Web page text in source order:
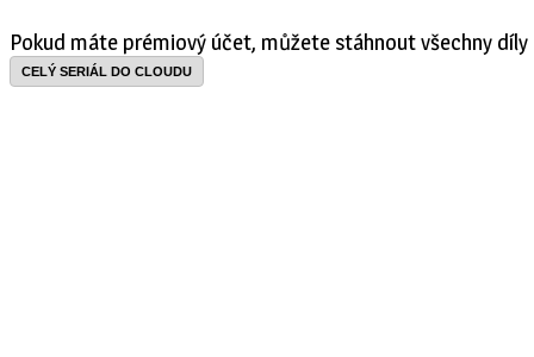
Pokud máte prémiový účet, můžete stáhnout všechny díly
CELÝ SERIÁL DO CLOUDU